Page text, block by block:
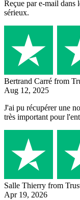
Reçue par e-mail dans
sérieux.
Bertrand Carré from
Aug 12, 2025
J'ai pu récupérer une
très important pour
Salle Thierry from
Apr 19, 2026